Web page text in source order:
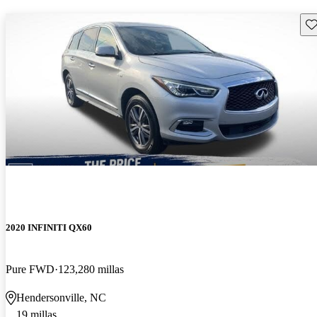
2020 INFINITI QX60
Pure FWD 123,280 millas
Hendersonville, NC